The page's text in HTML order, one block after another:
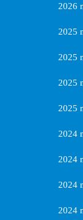
2026
2025
2025
2025
2025
2024
2024
2024
2024